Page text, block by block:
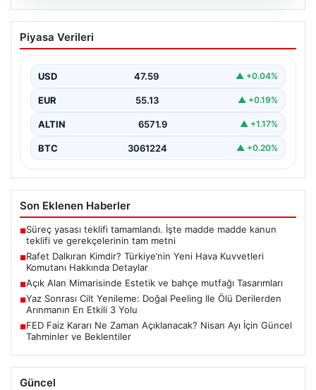
Açık Alan Mimarisinde Estetik ve bahçe
mutfağı Tasarımları
konutların en önemli köşelerinden bir tanesi gelmiştir.
Bahçeyle uyumlu…
Piyasa Verileri
USD 47.59 ▲ +0.04%
EUR 55.13 ▲ +0.19%
ALTIN 6571.9 ▲ +1.17%
BTC 3061224 ▲ +0.20%
Son Eklenen Haberler
■Süreç yasası teklifi tamamlandı. İşte madde madde kanun
teklifi ve gerekçelerinin tam metni
■Rafet Dalkıran Kimdir? Türkiye’nin Yeni Hava Kuvvetleri
Komutanı Hakkında Detaylar
■Açık Alan Mimarisinde Estetik ve bahçe mutfağı Tasarımları
■Yaz Sonrası Cilt Yenileme: Doğal Peeling Ile Ölü Derilerden
Arınmanın En Etkili 3 Yolu
■FED Faiz Kararı Ne Zaman Açıklanacak? Nisan Ayı İçin Güncel
Tahminler ve Beklentiler
Güncel